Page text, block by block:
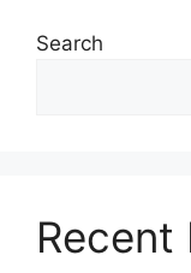
Search
Recent